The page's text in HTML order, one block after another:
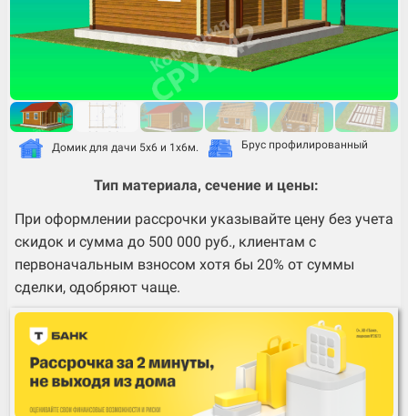
Домик для дачи 5х6 и 1х6м. Брус профилированный
Тип материала, сечение и цены:
При оформлении рассрочки указывайте цену без учета
скидок и сумма до 500 000 руб., клиентам с
первоначальным взносом хотя бы 20% от суммы
сделки, одобряют чаще.